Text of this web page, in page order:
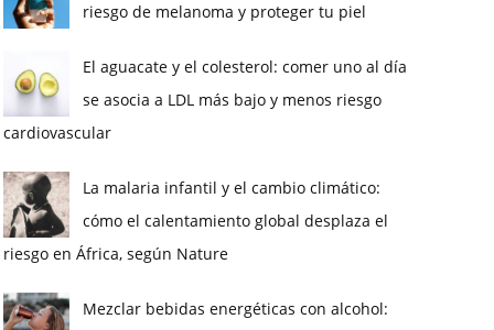
riesgo de melanoma y proteger tu piel
El aguacate y el colesterol: comer uno al día
se asocia a LDL más bajo y menos riesgo
cardiovascular
La malaria infantil y el cambio climático:
cómo el calentamiento global desplaza el
riesgo en África, según Nature
Mezclar bebidas energéticas con alcohol: